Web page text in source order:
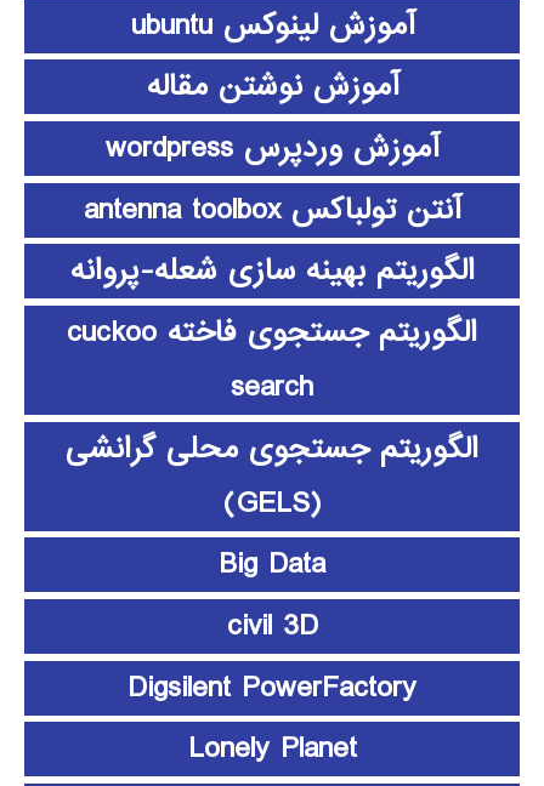
آموزش لینوکس ubuntu
آموزش نوشتن مقاله
آموزش وردپرس wordpress
آنتن تولباکس antenna toolbox
الگوریتم بهینه سازی شعله-پروانه
الگوریتم جستجوی فاخته cuckoo
search
الگوریتم جستجوی محلی گرانشی
(GELS)
Big Data
civil 3D
Digsilent PowerFactory
Lonely Planet